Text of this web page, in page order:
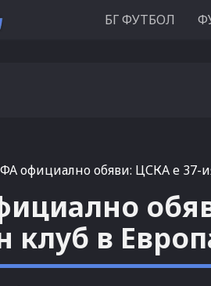
БГ ФУТБОЛ
официално обяви: ЦСКА е 37-
клуб в